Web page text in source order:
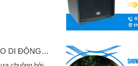
được thiết
thành một sân
DI ĐỘNG
DƯƠNG